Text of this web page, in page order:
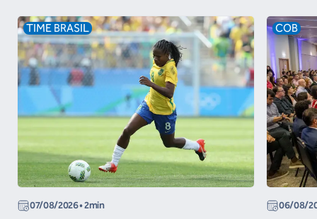
TIME BRASIL
07/08/2026• 2min
COB
06/08/